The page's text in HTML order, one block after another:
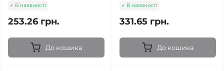
В наявності
253.26 грн.
До кошика
В наявності
331.65 грн.
До кошика